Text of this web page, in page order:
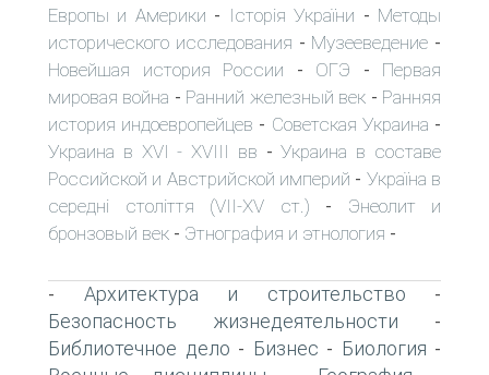
Европы и Америки - Історія України - Методы
исторического исследования - Музееведение -
Новейшая история России - ОГЭ - Первая
мировая война - Ранний железный век - Ранняя
история индоевропейцев - Советская Украина -
Украина в XVI - XVIII вв -Украина в составе
Российской и Австрийской империй - Україна в
середні століття (VII-XV ст.) - Энеолит и
бронзовый век - Этнография и этнология -
- Архитектура и строительство -
Безопасность жизнедеятельности -
Библиотечное дело - Бизнес - Биология -